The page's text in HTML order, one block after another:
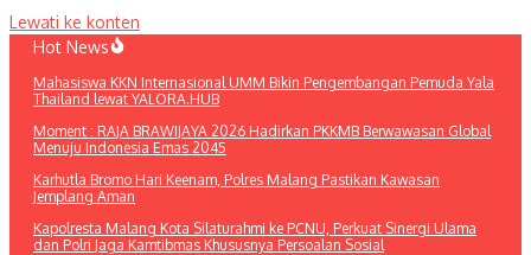
Lewati ke konten
Hot News
Mahasiswa KKN Internasional UMM Bikin Pengembangan Pemuda Yala
Thailand lewat YALORA.HUB
Moment : RAJA BRAWIJAYA 2026 Hadirkan PKKMB Berwawasan Global
Menuju Indonesia Emas 2045
Karhutla Bromo Hari Keenam, Polres Malang Pastikan Kawasan
Jemplang Aman
Kapolresta Malang Kota Silaturahmi ke PCNU, Perkuat Sinergi Ulama
dan Polri Jaga Kamtibmas Khususnya Persoalan Sosial